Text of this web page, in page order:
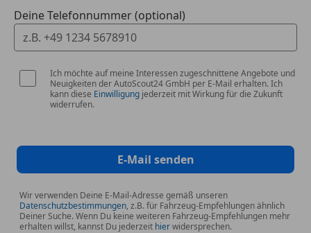
* Türgriffe außen lackiert
* Uni-Lackierung
* Garantie
* Garantie
* 7 Multi-Informationsdisplay
* ABS + EBD
* Auf- Abblendautomatik
* Dekor-Leiste am Armaturenbrett silber
Deine Telefonnummer (optional)
Ich möchte auf meine Interessen zugeschnittene Angebote und
Neuigkeiten der AutoScout24 GmbH per E-Mail erhalten. Ich
kann diese Einwilligung jederzeit mit Wirkung für die Zukunft
widerrufen.
E-Mail senden
Wir verwenden Deine E-Mail-Adresse gemäß unseren
Datenschutzbestimmungen, z.B. für Fahrzeug-Empfehlungen ähnlich
Deiner Suche. Wenn Du keine weiteren Fahrzeug-Empfehlungen mehr
erhalten willst, kannst Du jederzeit hierwidersprechen.